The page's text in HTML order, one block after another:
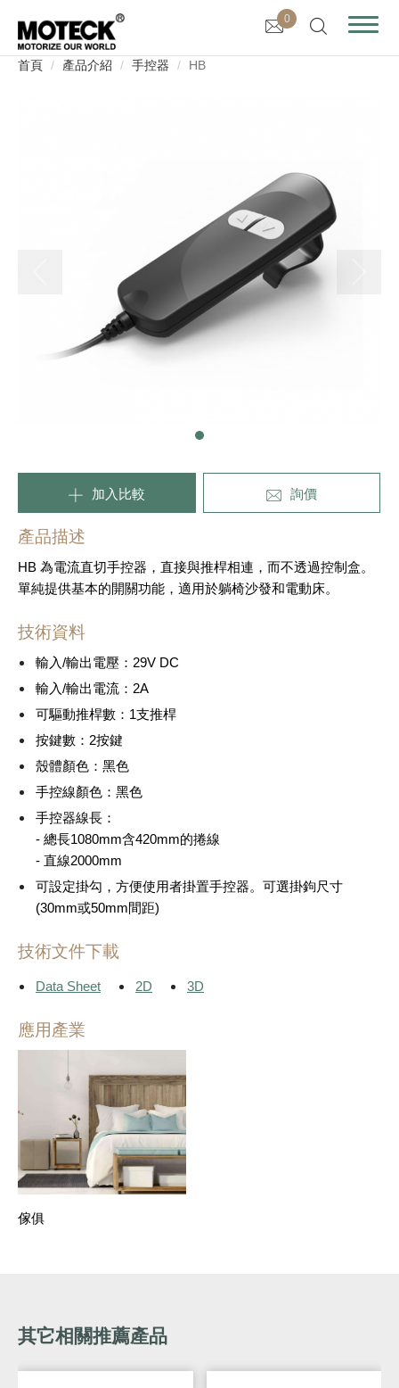
0
首頁 產品介紹 手控器 HB
加入比較 詢價
產品描述
HB 為電流直切手控器，直接與推桿相連，而不透過控制盒。
單純提供基本的開關功能，適用於躺椅沙發和電動床。
技術資料
輸入/輸出電壓：29V DC
輸入/輸出電流：2A
可驅動推桿數：1支推桿
按鍵數：2按鍵
殼體顏色：黑色
手控線顏色：黑色
手控器線長：
- 總長1080mm含420mm的捲線
- 直線2000mm
可設定掛勾，方便使用者掛置手控器。可選掛鉤尺寸
(30mm或50mm間距)
技術文件下載
Data Sheet 2D 3D
應用產業
傢俱
其它相關推薦產品